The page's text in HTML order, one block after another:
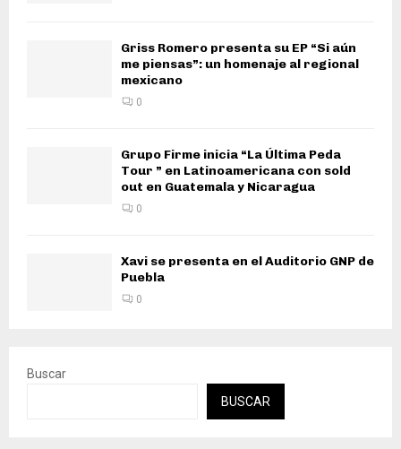
Griss Romero presenta su EP “Si aún
me piensas”: un homenaje al regional
mexicano
0
Grupo Firme inicia “La Última Peda
Tour ” en Latinoamericana con sold
out en Guatemala y Nicaragua
0
Xavi se presenta en el Auditorio GNP de
Puebla
0
Buscar
BUSCAR